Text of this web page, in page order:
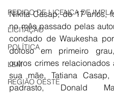
PEDIDO DE LICENÇA DE
LICITAÇÃO
POLÍTICA
LEM
REGIÃO OESTE
Nikita Casap, de 17 anos,
no mês passado pelas
condado de Waukesha
doloso em primeiro
outros crimes relacionados
sua mãe, Tatiana
padrasto, Donald